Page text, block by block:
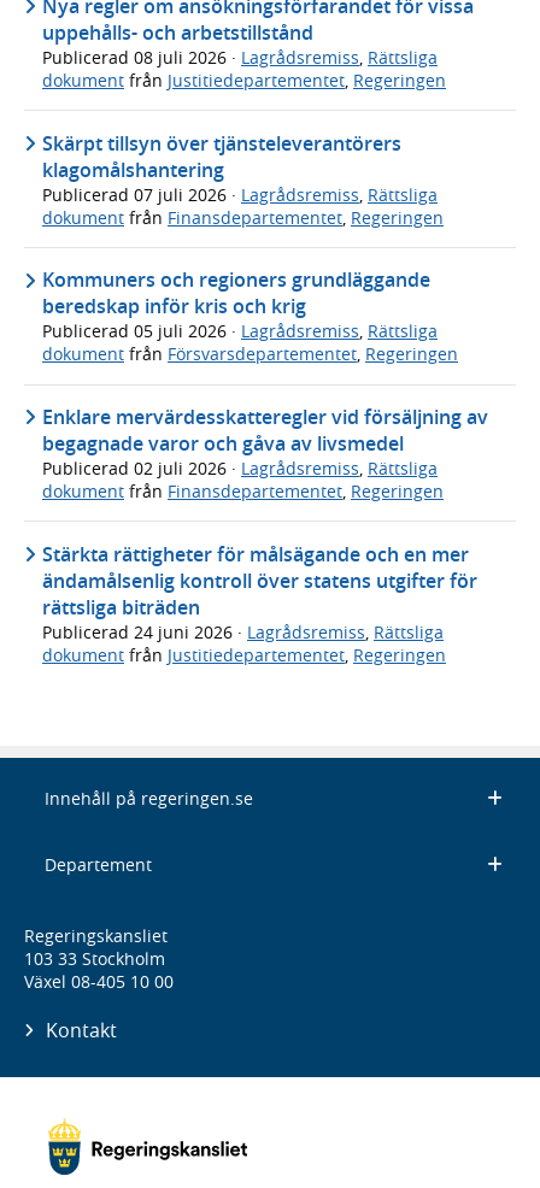
Nya regler om ansökningsförfarandet för vissa
uppehålls- och arbetstillstånd
Publicerad 08 juli 2026 · Lagrådsremiss, Rättsliga
dokument från Justitiedepartementet, Regeringen
Skärpt tillsyn över tjänsteleverantörers
klagomålshantering
Publicerad 07 juli 2026 · Lagrådsremiss, Rättsliga
dokument från Finansdepartementet, Regeringen
Kommuners och regioners grundläggande
beredskap inför kris och krig
Publicerad 05 juli 2026 · Lagrådsremiss, Rättsliga
dokument från Försvarsdepartementet, Regeringen
Enklare mervärdesskatteregler vid försäljning av
begagnade varor och gåva av livsmedel
Publicerad 02 juli 2026 · Lagrådsremiss, Rättsliga
dokument från Finansdepartementet, Regeringen
Stärkta rättigheter för målsägande och en mer
ändamålsenlig kontroll över statens utgifter för
rättsliga biträden
Publicerad 24 juni 2026 · Lagrådsremiss Rättsliga
dokument från Justitiedepartementet Regeringen
Innehåll på regeringen.se
Departement
Regeringskansliet
103 33 Stockholm
Växel 08-405 10 00
Kontakt